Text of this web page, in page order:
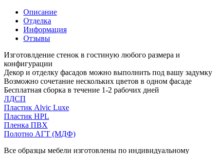
Описание
Отделка
Информация
Отзывы
Изготовлдение стенок в гостиную любого размера и
конфигурации
Декор и отделку фасадов можно выполнить под вашу задумку
Возможно сочетание нескольких цветов в одном фасаде
Бесплатная сборка в течение 1-2 рабочих дней
ЛДСП
Пластик Alvic Luxe
Пластик HPL
Пленка ПВХ
Полотно АГТ (МДФ)
Все образцы мебели изготовлены по индивидуальному